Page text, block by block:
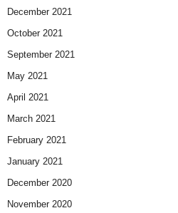
December 2021
October 2021
September 2021
May 2021
April 2021
March 2021
February 2021
January 2021
December 2020
November 2020